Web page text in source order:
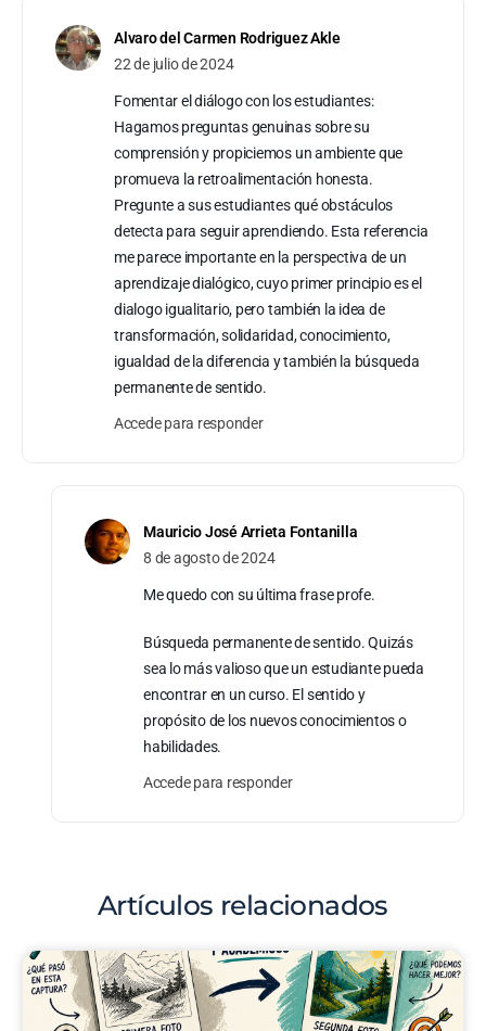
Alvaro del Carmen Rodriguez Akle
22 de julio de 2024
Fomentar el diálogo con los estudiantes:
Hagamos preguntas genuinas sobre su
comprensión y propiciemos un ambiente que
promueva la retroalimentación honesta.
Pregunte a sus estudiantes qué obstáculos
detecta para seguir aprendiendo. Esta referencia
me parece importante en la perspectiva de un
aprendizaje dialógico, cuyo primer principio es el
dialogo igualitario, pero también la idea de
transformación, solidaridad, conocimiento,
igualdad de la diferencia y también la búsqueda
permanente de sentido.
Accede para responder
Mauricio José Arrieta Fontanilla
8 de agosto de 2024
Me quedo con su última frase profe.
Búsqueda permanente de sentido. Quizás
sea lo más valioso que un estudiante pueda
encontrar en un curso. El sentido y
propósito de los nuevos conocimientos o
habilidades.
Accede para responder
Artículos relacionados